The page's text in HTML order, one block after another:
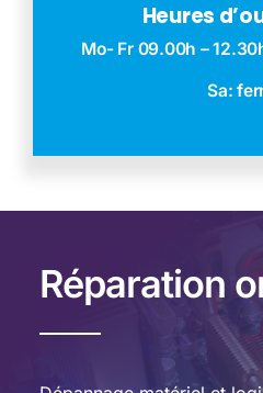
Heures
Mo- Fr 09.00h –
Sa:
Réparation